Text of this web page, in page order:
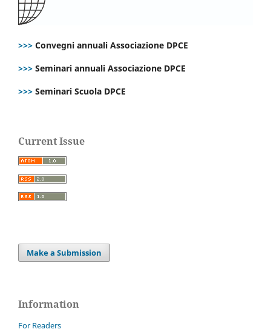
>>> Convegni annuali Associazione DPCE
>>> Seminari annuali Associazione DPCE
>>> Seminari Scuola DPCE
Current Issue
Make a Submission
Information
For Readers